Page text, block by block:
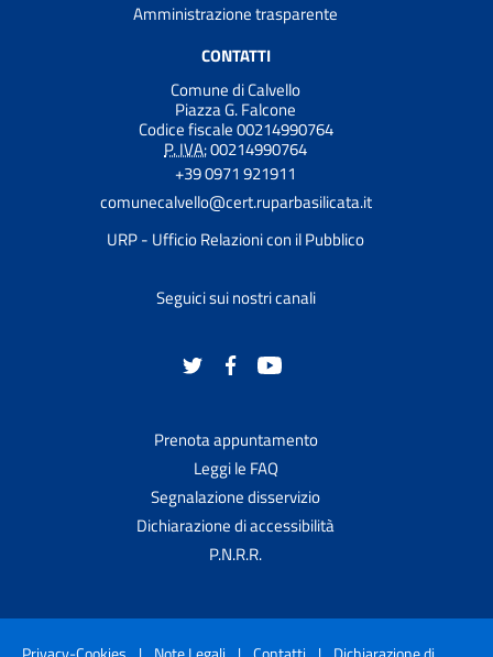
Amministrazione trasparente
CONTATTI
Comune di Calvello
Piazza G. Falcone
Codice fiscale 00214990764
P. IVA:00214990764
+39 0971 921911
comunecalvello@cert.ruparbasilicata.it
URP - Ufficio Relazioni con il Pubblico
Seguici sui nostri canali
Prenota appuntamento
Leggi le FAQ
Segnalazione disservizio
Dichiarazione di accessibilità
P.N.R.R.